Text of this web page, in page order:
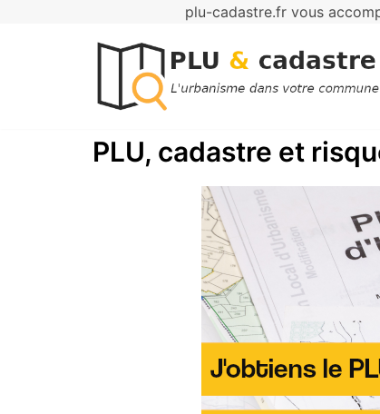
plu-cadastre.fr vous
PLU, cadastre et